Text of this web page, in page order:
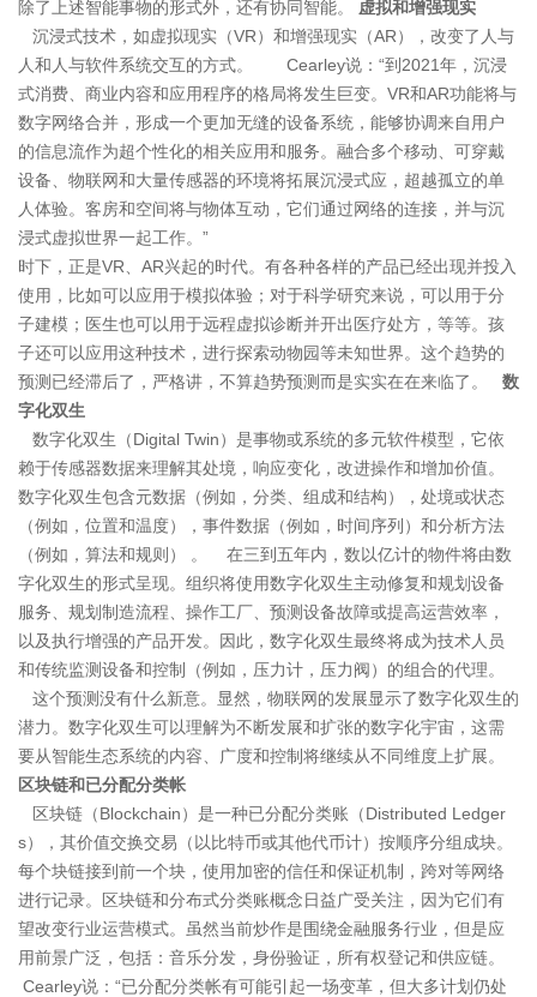
除了上述智能事物的形式外，还有协同智能。 虚拟和增强现实
沉浸式技术，如虚拟现实（VR）和增强现实（AR），改变了人与
人和人与软件系统交互的方式。 Cearley说：“到2021年，沉浸
式消费、商业内容和应用程序的格局将发生巨变。VR和AR功能将与
数字网络合并，形成一个更加无缝的设备系统，能够协调来自用户
的信息流作为超个性化的相关应用和服务。融合多个移动、可穿戴
设备、物联网和大量传感器的环境将拓展沉浸式应，超越孤立的单
人体验。客房和空间将与物体互动，它们通过网络的连接，并与沉
浸式虚拟世界一起工作。”
时下，正是VR、AR兴起的时代。有各种各样的产品已经出现并投入
使用，比如可以应用于模拟体验；对于科学研究来说，可以用于分
子建模；医生也可以用于远程虚拟诊断并开出医疗处方，等等。孩
子还可以应用这种技术，进行探索动物园等未知世界。这个趋势的
预测已经滞后了，严格讲，不算趋势预测而是实实在在来临了。 数
字化双生
数字化双生（Digital Twin）是事物或系统的多元软件模型，它依
赖于传感器数据来理解其处境，响应变化，改进操作和增加价值。
数字化双生包含元数据（例如，分类、组成和结构），处境或状态
（例如，位置和温度），事件数据（例如，时间序列）和分析方法
（例如，算法和规则） 。 在三到五年内，数以亿计的物件将由数
字化双生的形式呈现。组织将使用数字化双生主动修复和规划设备
服务、规划制造流程、操作工厂、预测设备故障或提高运营效率，
以及执行增强的产品开发。因此，数字化双生最终将成为技术人员
和传统监测设备和控制（例如，压力计，压力阀）的组合的代理。
这个预测没有什么新意。显然，物联网的发展显示了数字化双生的
潜力。数字化双生可以理解为不断发展和扩张的数字化宇宙，这需
要从智能生态系统的内容、广度和控制将继续从不同维度上扩展。
区块链和已分配分类帐
区块链（Blockchain）是一种已分配分类账（Distributed Ledger
s），其价值交换交易（以比特币或其他代币计）按顺序分组成块。
每个块链接到前一个块，使用加密的信任和保证机制，跨对等网络
进行记录。区块链和分布式分类账概念日益广受关注，因为它们有
望改变行业运营模式。虽然当前炒作是围绕金融服务行业，但是应
用前景广泛，包括：音乐分发，身份验证，所有权登记和供应链。
Cearley说：“已分配分类帐有可能引起一场变革，但大多计划仍处